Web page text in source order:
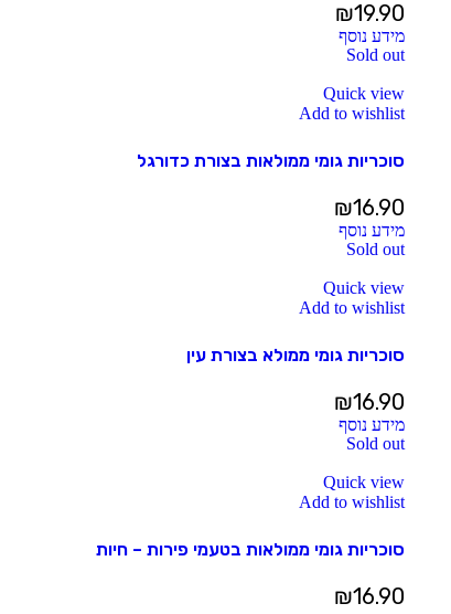
₪19.90
מידע נוסף
Sold out
Quick view
Add to wishlist
סוכריות גומי ממולאות בצורת כדורגל
₪16.90
מידע נוסף
Sold out
Quick view
Add to wishlist
סוכריות גומי ממולא בצורת עין
₪16.90
מידע נוסף
Sold out
Quick view
Add to wishlist
סוכריות גומי ממולאות בטעמי פירות – חיות
₪16.90